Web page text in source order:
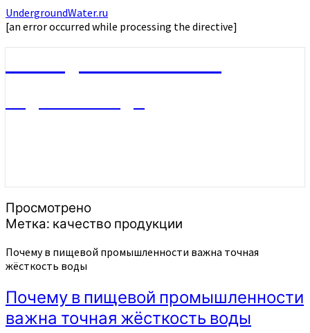
UndergroundWater.ru
[an error occurred while processing the directive]
Просмотрено
Метка: качество продукции
Почему в пищевой промышленности важна точная
жёсткость воды
Почему в пищевой промышленности
важна точная жёсткость воды